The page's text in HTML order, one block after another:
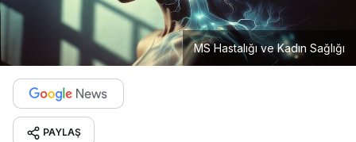
MS Hastalığı ve Kadın Sağlığı
PAYLAŞ